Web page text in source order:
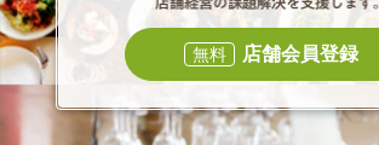
無料 店舗会員登録